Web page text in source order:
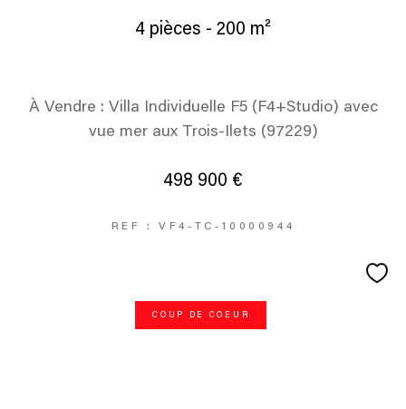
4 pièces - 200 m²
À Vendre : Villa Individuelle F5 (F4+Studio) avec
vue mer aux Trois-Ilets (97229)
498 900 €
REF : VF4-TC-10000944
COUP DE COEUR